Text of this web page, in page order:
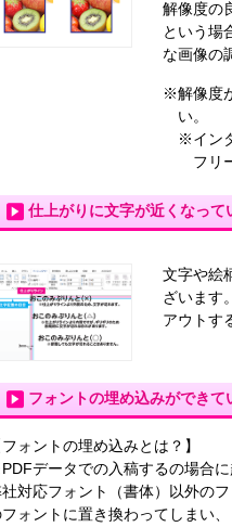
解像度の
という場
な画像の
※解像度
い。
※イン
フリ
仕上がりに文字が近くなって
文字や絵
ざいます
アウトす
フォントの埋め込みができ
フォントの埋め込みとは？】
データでの入稿するの場合
対応フォント（書体）以外の
ォントに置き換わってしまい